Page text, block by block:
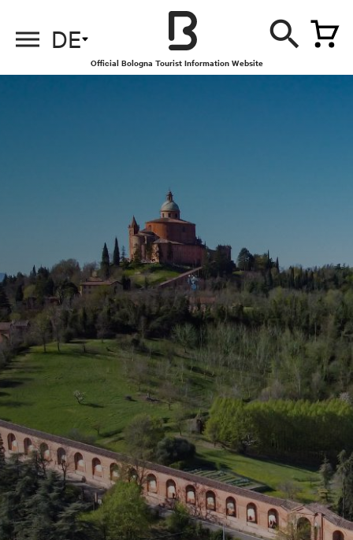
DE
Official Bologna Tourist Information Website